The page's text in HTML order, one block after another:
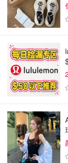
这段时间不出门
鱼。
在网上查了一下
鱼，所以刺蛮多